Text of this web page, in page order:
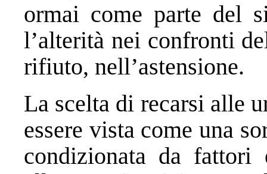
ormai come parte del
l’alterità nei confronti
rifiuto, nell’astensione.
La scelta di recarsi alle
essere vista come una
condizionata da fattori